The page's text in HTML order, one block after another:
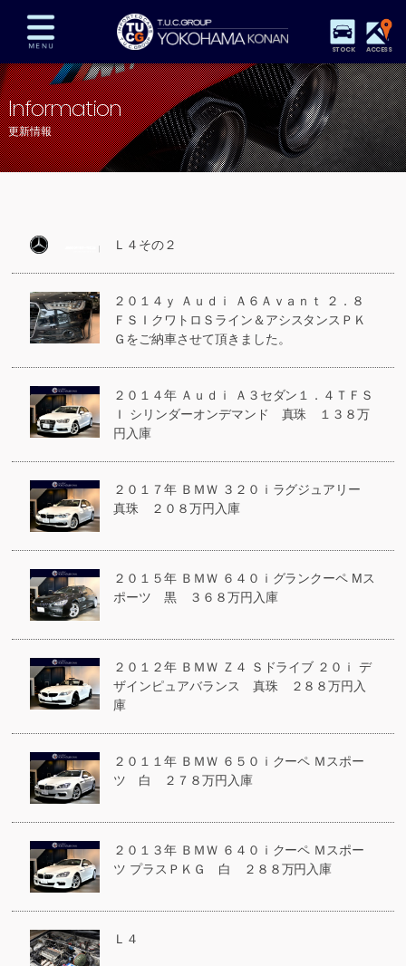
STOCK ACCESS
在庫車両情報 保証&サービス パーツリスト
TUCとは？ 店舗情報 アクセスマップ
全国納車 特別作業 注文販売
Information
更新情報
Ｌ４その２
２０１４ｙ Ａｕｄｉ Ａ６Ａｖａｎｔ ２．８
ＦＳＩクワトロＳライン＆アシスタンスＰＫ
Ｇをご納車させて頂きました。
２０１４年 Ａｕｄｉ Ａ３セダン１．４ＴＦＳ
Ｉ シリンダーオンデマンド 真珠 １３８万
円入庫
２０１７年 ＢＭＷ ３２０ｉラグジュアリー
真珠 ２０８万円入庫
２０１５年 ＢＭＷ ６４０ｉグランクーペ Mス
ポーツ 黒 ３６８万円入庫
２０１２年 ＢＭＷ Ｚ４ Ｓドライブ ２０ｉ デ
ザインピュアバランス 真珠 ２８８万円入
庫
２０１１年 ＢＭＷ ６５０ｉクーペ Ｍスポー
ツ 白 ２７８万円入庫
２０１３年 ＢＭＷ ６４０ｉクーペ Ｍスポー
ツ プラスＰＫＧ 白 ２８８万円入庫
Ｌ４